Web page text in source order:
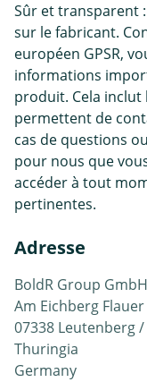
Sûr et transparent
sur le fabricant.
européen GPSR,
informations
produit. Cela
permettent de
cas de questions
pour nous que
accéder à tout
pertinentes.
Adresse
BoldR Group GmbH
Am Eichberg Flauer
07338 Leutenberg
Thuringia
Germany